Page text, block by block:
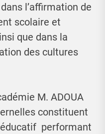
l’affirmation de
scolaire et
que dans la
des cultures
M. ADOUA
constituent
performant